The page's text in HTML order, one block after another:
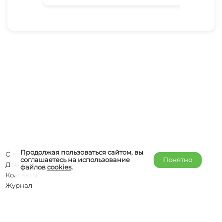
Продолжая пользоваться сайтом, вы
соглашаетесь на использование
файловcookies.
Понятно
О компании
Добавить объект
Контакты
Журнал